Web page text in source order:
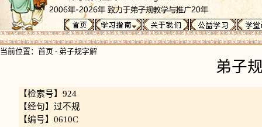
当前位置： 首页 - 弟子规字解
弟子
【检索号】924
【经句】过不规
【编号】0610C